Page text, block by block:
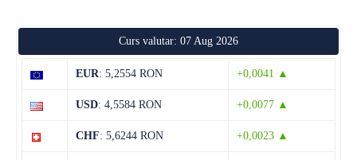
36°C 18°C
Miercuri
13 august
Curs valutar: 07 Aug 2026
EUR: 5,2554 RON +0,0041 ▲
USD: 4,5584 RON +0,0077 ▲
CHF: 5,6244 RON +0,0023 ▲